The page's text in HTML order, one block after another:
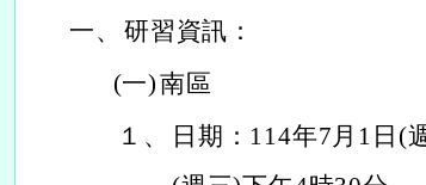
一、 研習資訊：
(一)南區
１、
日期：114年7月1日(